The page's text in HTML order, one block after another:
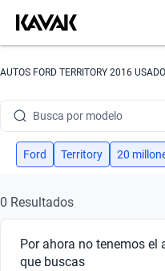
AUTOS FORD TERRITORY 2016
Busca por modelo
Busca por versión
Busca por marca
Busca por modelo
Ford Territory 20
0 Resultados
Por ahora no tenemos el
que buscas